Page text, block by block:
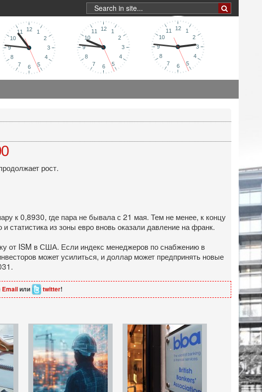
рост.
к 0,8930, где пара не бывала с 21 мая. Тем не менее, к концу
статистика из зоны евро вновь оказали давление на франк.
от ISM в США. Если индекс менеджеров по снабжению в
может усилиться, и доллар может предпринять новые
Emailили twitter!